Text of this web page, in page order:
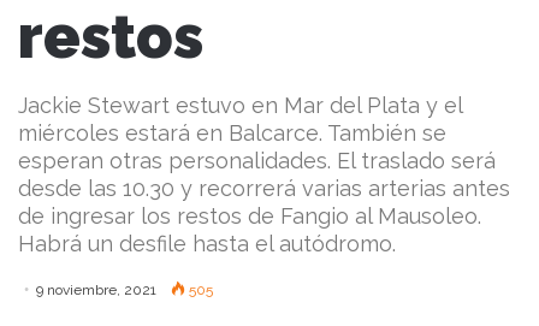
restos
Jackie Stewart estuvo en Mar del Plata y el
miércoles estará en Balcarce. También se
esperan otras personalidades. El traslado será
desde las 10.30 y recorrerá varias arterias antes
de ingresar los restos de Fangio al Mausoleo.
Habrá un desfile hasta el autódromo.
9 noviembre, 2021 505